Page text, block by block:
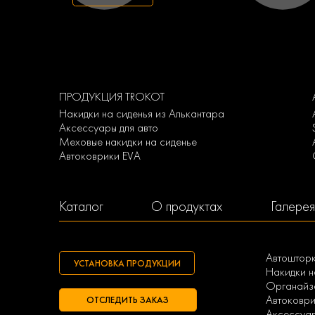
ПРОДУКЦИЯ TROKOT
Накидки на сиденья из Алькантара
Аксессуары для авто
Меховые накидки на сиденье
Автоковрики EVA
Каталог О продуктах Галерея
УСТАНОВКА ПРОДУКЦИИ
ОТСЛЕДИТЬ ЗАКАЗ
Накидки